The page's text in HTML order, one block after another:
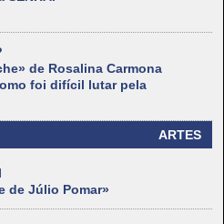
de Rosalina Carmona
foi difícil lutar pela
ARTES
de Júlio Pomar»